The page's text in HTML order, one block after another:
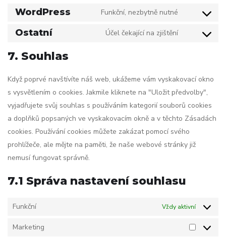
WordPress Funkční, nezbytně nutné
Ostatní Účel čekající na zjištění
7. Souhlas
Když poprvé navštívíte náš web, ukážeme vám vyskakovací okno
s vysvětlením o cookies. Jakmile kliknete na "Uložit předvolby",
vyjadřujete svůj souhlas s používáním kategorií souborů cookies
a doplňků popsaných ve vyskakovacím okně a v těchto Zásadách
cookies. Používání cookies můžete zakázat pomocí svého
prohlížeče, ale mějte na paměti, že naše webové stránky již
nemusí fungovat správně.
7.1 Správa nastavení souhlasu
Funkční Vždy aktivní
Marketing